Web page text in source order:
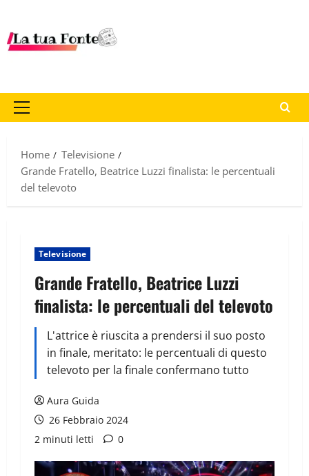
Home
Televisione
Grande Fratello, Beatrice Luzzi finalista: le percentuali
del televoto
Televisione
Grande Fratello, Beatrice Luzzi
finalista: le percentuali del televoto
L'attrice è riuscita a prendersi il suo posto
in finale, meritato: le percentuali di questo
televoto per la finale confermano tutto
Aura Guida
26 Febbraio 2024
2 minuti letti
0